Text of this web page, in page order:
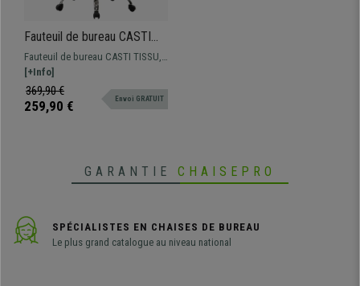
Fauteuil de bureau CASTI
TISSU, Repose-pieds
Extensible, Grand
Rembourrage, Crème
Fauteuil de bureau CASTI TISSU,
Grand rembourrage avec
revêtement en tissu disponible en
différentes couleurs et grande
[+Info]
369,90 €
259,90 € Envoi GRATUIT
GARANTIE CHAISEPRO
SPÉCIALISTES EN CHAISES DE BUREAU
Le plus grand catalogue au niveau national